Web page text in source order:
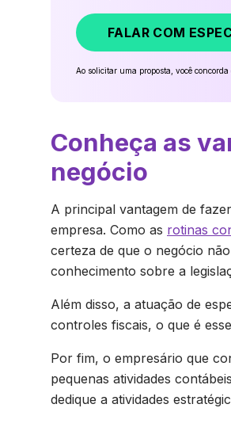
FALAR COM
Ao solicitar uma proposta, você concorda
Conheça as
negócio
A principal vantagem de
empresa. Como as rotinas
certeza de que o negócio
conhecimento sobre a
Além disso, a atuação de
controles fiscais, o que é
Por fim, o empresário que
pequenas atividades
dedique a atividades